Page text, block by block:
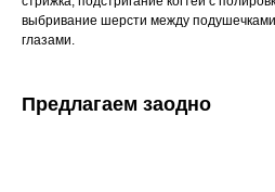
выбривание шерсти между
глазами.
Предлагаем заодно